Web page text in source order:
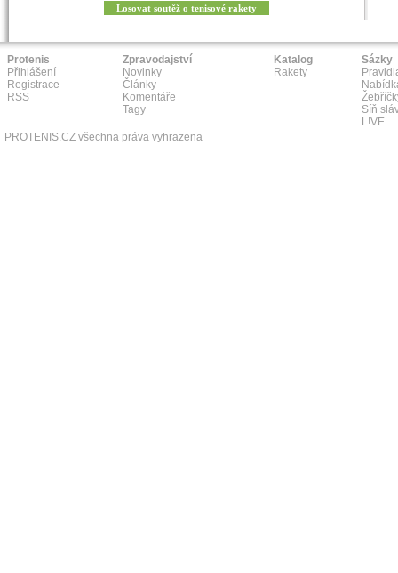
Losovat soutěž o tenisové rakety
Protenis
Přihlášení
Registrace
RSS
Zpravodajství
Novinky
Články
Komentáře
Tagy
Katalog
Rakety
Sázky
Síň
L!VE
PROTENIS.CZ všechna práva vyhrazena